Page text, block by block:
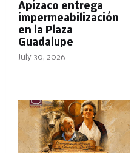
Apizaco entrega
impermeabilización
en la Plaza
Guadalupe
July 30, 2026